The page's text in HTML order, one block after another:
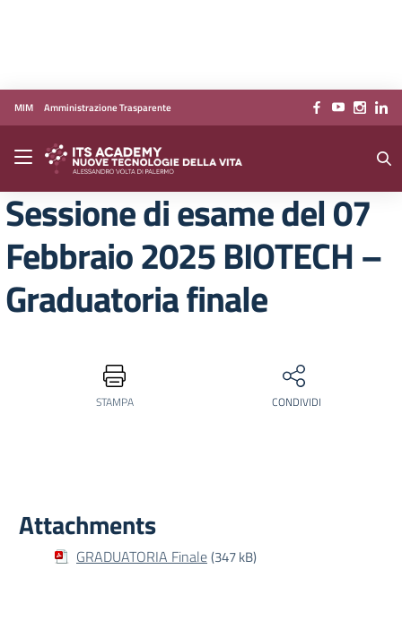
Vai ai contenuti
Vai al menu di navigazione
Vai al footer
MIM Amministrazione Trasparente
Sessione di esame del 07
Febbraio 2025 BIOTECH –
Graduatoria finale
STAMPA CONDIVIDI
Attachments
GRADUATORIA Finale(347 kB)